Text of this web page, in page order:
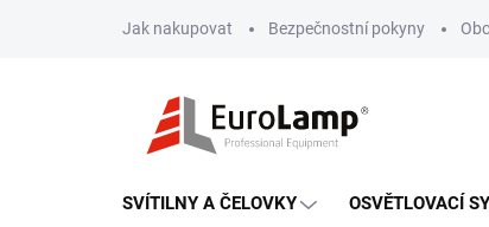
Jak nakupovat Bezpečnostní pokyny
SVÍTILNY A ČELOVKY OSVĚTLOVACÍ